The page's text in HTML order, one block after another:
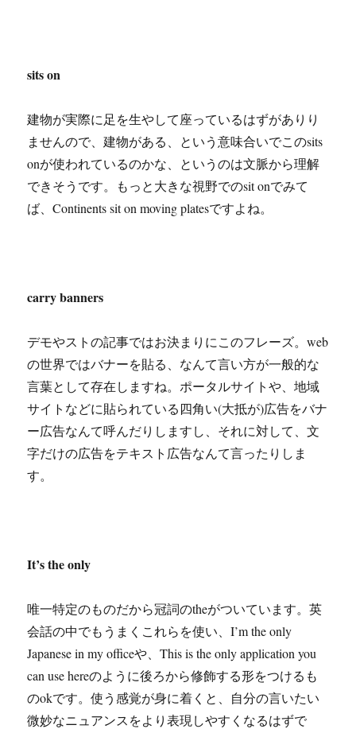
sits on
建物が実際に足を生やして座っているはずがありり
ませんので、建物がある、という意味合いでこのsits
onが使われているのかな、というのは文脈から理解
できそうです。もっと大きな視野でのsit onでみて
ば、Continents sit onmoving platesですよね。
carry banners
デモやストの記事ではお決まりにこのフレーズ。web
の世界ではバナーを貼る、なんて言い方が一般的な
言葉として存在しますね。ポータルサイトや、地域
サイトなどに貼られている四角い(大抵が)広告をバナ
ー広告なんて呼んだりしますし、それに対して、文
字だけの広告をテキスト広告なんて言ったりしま
す。
It’s the only
唯一特定のものだから冠詞のtheがついています。英
会話の中でもうまくこれらを使い、I’m the only
Japanese in my officeや、This is the only application you
can use hereのように後ろから修飾する形をつけるも
のokです。使う感覚が身に着くと、自分の言いたい
微妙なニュアンスをより表現しやすくなるはずで